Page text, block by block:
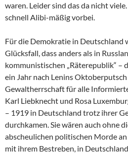
waren. Leider sind das da nicht
schnell Alibi-mäßig vorbei.
Für die Demokratie in Deutschland
Glücksfall, dass anders als in
kommunistischen „Räterepublik“ –
ein Jahr nach Lenins
Gewaltherrschaft für alle
Karl Liebknecht und Rosa
– 1919 in Deutschland trotz ihrer
durchkamen. Sie wären auch ohne
abscheulichen politischen Morde
mit ihrem Bestreben, in